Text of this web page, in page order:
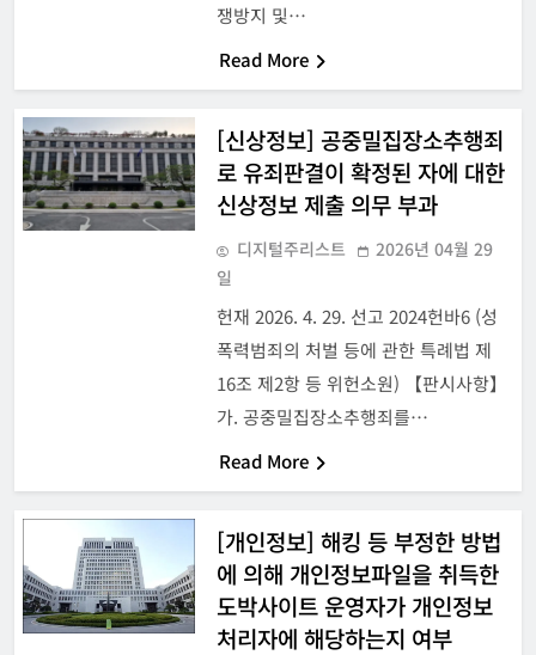
쟁방지 및…
Read More
[신상정보] 공중밀집장소추행죄
로 유죄판결이 확정된 자에 대한
신상정보 제출 의무 부과
디지털주리스트
2026년 04월 29
일
헌재 2026. 4. 29. 선고 2024헌바6 (성
폭력범죄의 처벌 등에 관한 특례법 제
16조 제2항 등 위헌소원) 【판시사항】
가. 공중밀집장소추행죄를…
Read More
[개인정보] 해킹 등 부정한 방법
에 의해 개인정보파일을 취득한
도박사이트 운영자가 개인정보
처리자에 해당하는지 여부